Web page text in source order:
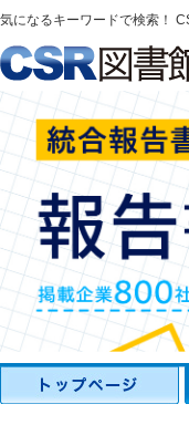
気になるキーワードで検索！